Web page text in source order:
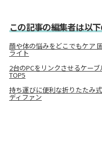
この記事の編集者は以
顔や体の悩みをどこでもケア
ライト
2台のPCをリンクさせるケー
TOP5
持ち運びに便利な折りたたみ
ディファン